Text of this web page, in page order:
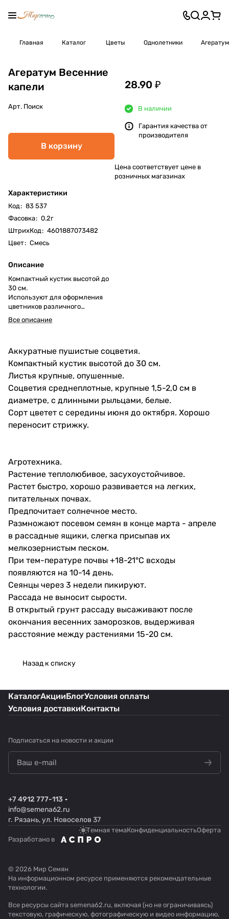
Главная Каталог Цветы Однолетники Агератум
Агератум Весенние
капели
Арт. Поиск
В корзину
Характеристики
Код: 83 537
Фасовка: 0.2г
ШтрихКод: 4601887073482
Цвет: Смесь
Описание
Компактный кустик высотой до
30 см.
Используют для оформления
цветников различного
назначения.
Все описание
28.90 ₽
В наличии
Гарантия качества от
производителя
Цена соответствует цене в
розничных магазинах
Аккуратные пушистые соцветия.
Компактный кустик высотой до 30 см.
Листья крупные, опушенные.
Соцветия среднеплотные, крупные 1,5-2,0 см в
диаметре, с длинными рыльцами, белые.
Сорт цветет с середины июня до октября. Хорошо
переносит стрижку.
Агротехника.
Растение теплолюбивое, засухоустойчивое.
Растет быстро, хорошо развивается на легких,
питательных почвах.
Предпочитает солнечное место.
Размножают посевом семян в конце марта - апреле
в рассадные ящики, слегка присыпав их
мелкозернистым песком.
При тем-пературе почвы +18-21°С всходы
появляются на 10-14 день.
Сеянцы через 3 недели пикируют.
Рассада не выносит сырости.
В открытый грунт рассаду высаживают после
окончания весенних заморозков, выдерживая
расстояние между растениями 15-20 см.
Назад к списку
КаталогАкцииБлогУсловия оплаты
Условия доставкиКонтакты
Подписаться на новости и акции
+7 4912 777-113
info@semena62.ru
г. Рязань, ул. Новоселов 37
Темная темаКонфиденциальностьОферта
Разработано в
© 2026 Мир Семян
На информационном ресурсе применяются рекомендательные
технологии.
Все ресурсы сайта semena62.ru, включая (но не ограничиваясь)
текстовую, графическую, фотографическую и видео информацию,